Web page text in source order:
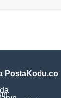
PostaKodu.co